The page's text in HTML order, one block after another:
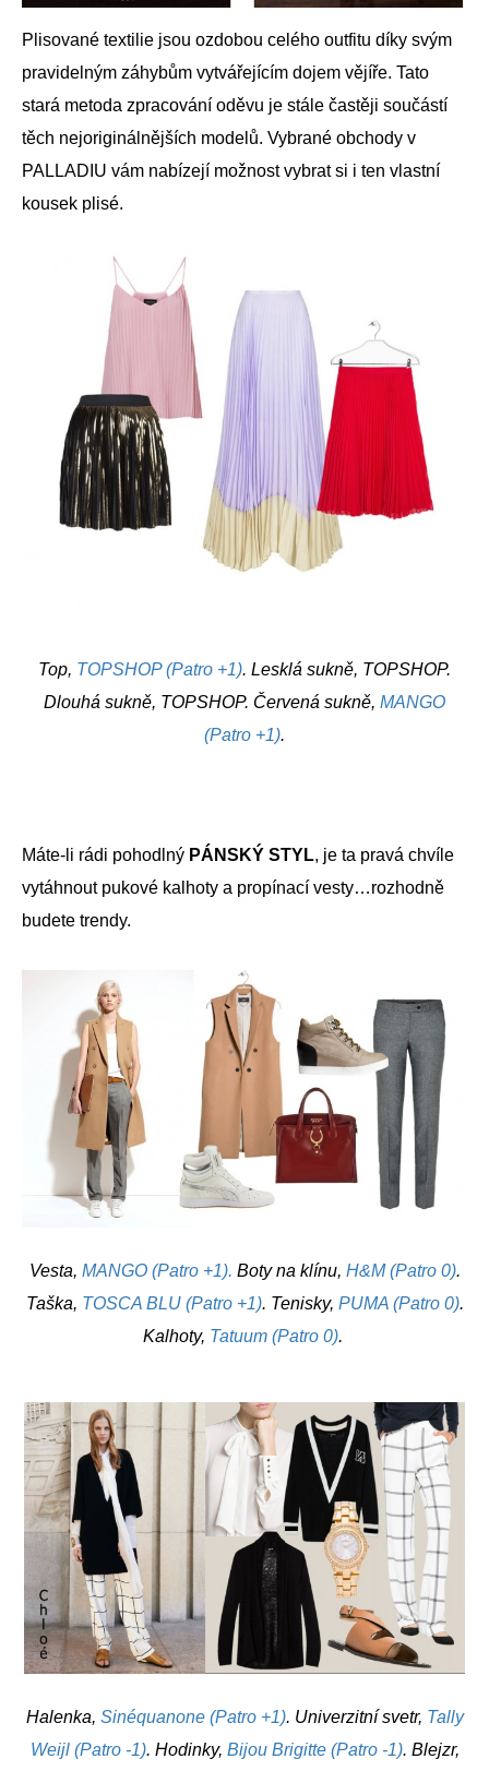
Plisované textilie jsou ozdobou celého outfitu díky svým
pravidelným záhybům vytvářejícím dojem vějíře. Tato
stará metoda zpracování oděvu je stále častěji součástí
těch nejoriginálnějších modelů. Vybrané obchody v
PALLADIU vám nabízejí možnost vybrat si i ten vlastní
kousek plisé.
Top, TOPSHOP (Patro +1). Lesklá sukně, TOPSHOP.
Dlouhá sukně, TOPSHOP. Červená sukně, MANGO
(Patro +1).
Máte-li rádi pohodlný PÁNSKÝ STYL, je ta pravá chvíle
vytáhnout pukové kalhoty a propínací vesty…rozhodně
budete trendy.
Vesta, MANGO (Patro +1). Boty na klínu, H&M (Patro 0).
Taška, TOSCA BLU (Patro +1). Tenisky, PUMA (Patro 0).
Kalhoty, Tatuum (Patro 0).
Halenka, Sinéquanone (Patro +1). Univerzitní svetr, Tally
Weijl (Patro -1). Hodinky, Bijou Brigitte (Patro -1). Blejzr,